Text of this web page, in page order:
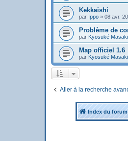
Kekkaishi
par Ippo » 08 avr.
Problème de
par Kyosuké Masaki
Map officiel 1.6
par Kyosuké Masaki
Aller à la recherche
Index du forum